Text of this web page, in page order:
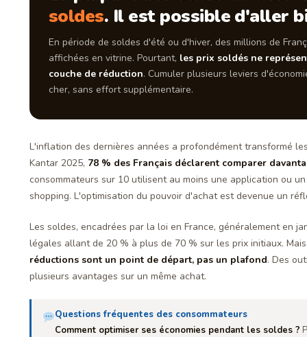
soldes. Il est possible d'aller
En période de soldes d'été ou d'hiver, des millions de
affichées en vitrine. Pourtant, les prix soldés ne
couche de réduction. Cumuler plusieurs leviers
cher, sans effort supplémentaire.
L'inflation des dernières années a profondément transformé
Kantar 2025, 78 % des Français déclarent comparer
consommateurs sur 10 utilisent au moins une application ou
shopping. L'optimisation du pouvoir d'achat est devenue un
Les soldes, encadrées par la loi en France, généralement en
légales allant de 20 % à plus de 70 % sur les prix initiaux.
réductions sont un point de départ, pas un plafond. Des
plusieurs avantages sur un même achat.
Questions fréquentes des consommateurs
Comment optimiser ses économies pendant les soldes ?